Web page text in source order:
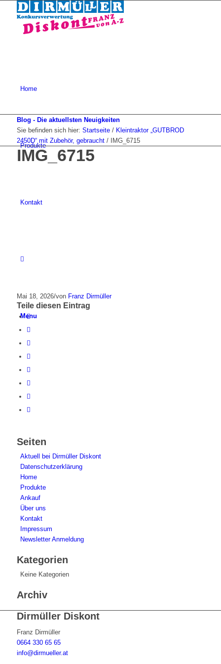
Home
Produkte
Kontakt
Menu
Blog - Die aktuellsten Neuigkeiten
Sie befinden sich hier: Startseite / Kleintraktor „GUTBROD
2450D“ mit Zubehör, gebraucht / IMG_6715
IMG_6715
Mai 18, 2026/von Franz Dirmüller
Teile diesen Eintrag
Seiten
Aktuell bei Dirmüller Diskont
Datenschutzerklärung
Home
Produkte
Ankauf
Über uns
Kontakt
Impressum
Newsletter Anmeldung
Kategorien
Keine Kategorien
Archiv
Dirmüller Diskont
Franz Dirmüller
0664 330 65 65
info@dirmueller.at